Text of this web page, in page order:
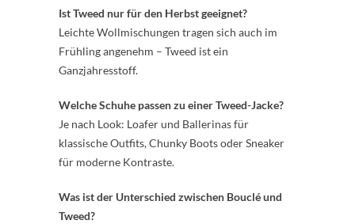
Ist Tweed nur für den Herbst geeignet?
Leichte Wollmischungen tragen sich auch im
Frühling angenehm – Tweed ist ein
Ganzjahresstoff.
Welche Schuhe passen zu einer Tweed-Jacke?
Je nach Look: Loafer und Ballerinas für
klassische Outfits, Chunky Boots oder Sneaker
für moderne Kontraste.
Was ist der Unterschied zwischen Bouclé und
Tweed?